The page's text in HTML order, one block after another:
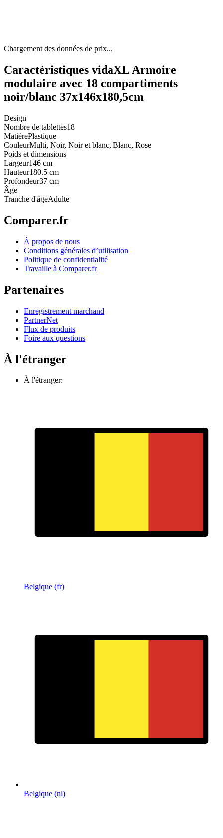
Chargement des données de prix...
Caractéristiques vidaXL Armoire
modulaire avec 18 compartiments
noir/blanc 37x146x180,5cm
Design
Nombre de tablettes18
MatièrePlastique
CouleurMulti, Noir, Noir et blanc, Blanc, Rose
Poids et dimensions
Largeur146 cm
Hauteur180.5 cm
Profondeur37 cm
Âge
Tranche d'âgeAdulte
Comparer.fr
À propos de nous
Conditions générales d’utilisation
Politique de confidentialité
Travaille à Comparer.fr
Partenaires
Enregistrement marchand
PartnerNet
Flux de produits
Foire aux questions
À l'étranger
À l'étranger:
Belgique (fr)
Belgique (nl)